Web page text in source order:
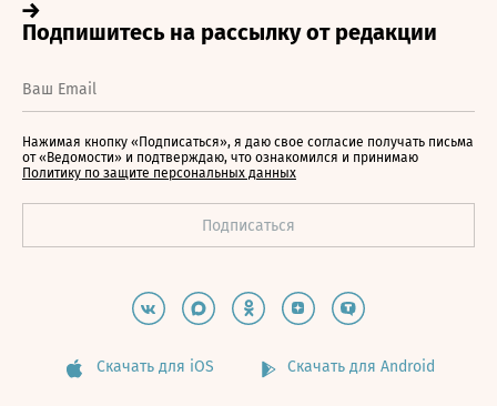
Нажимая кнопку «Подписаться», я даю свое согласие получать письма
от «Ведомости» и подтверждаю, что ознакомился и принимаю
Политику по защите персональных данных
Скачать для iOS Скачать для Android